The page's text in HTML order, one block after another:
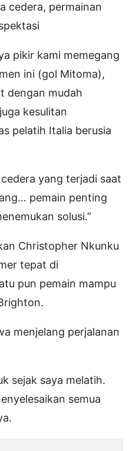
cedera, permainan
pikir kami memegang
ini (gol Mitoma),
dengan mudah
kesulitan
pelatih Italia berusia
yang terjadi saat
pemain penting
solusi.”
Christopher Nkunku
tepat di
pun pemain mampu
menjelang perjalanan
sejak saya melatih.
semua